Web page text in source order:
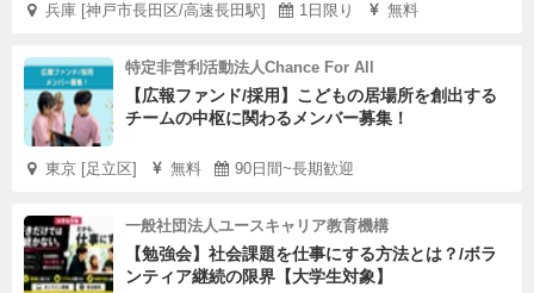
兵庫 [神戸市長田区/高速長田駅] 1日限り 無料
特定非営利活動法人Chance For All
【広報ファンド/採用】こどもの居場所を創出する
チームの中枢に関わるメンバー募集！
東京 [足立区] 無料 90日間~長期歓迎
一般社団法人ユースキャリア教育機構
【勉強会】社会課題を仕事にする方法とは？/ボラ
ンティア継続の限界【大学生対象】